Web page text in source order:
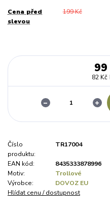
Cena před
slevou
199 Kč
99
82 Kč
Číslo
produktu:
TR17004
EAN kód:
8435333878996
Motiv:
Trollové
Výrobce:
DOVOZ EU
Hlídat cenu / dostupnost